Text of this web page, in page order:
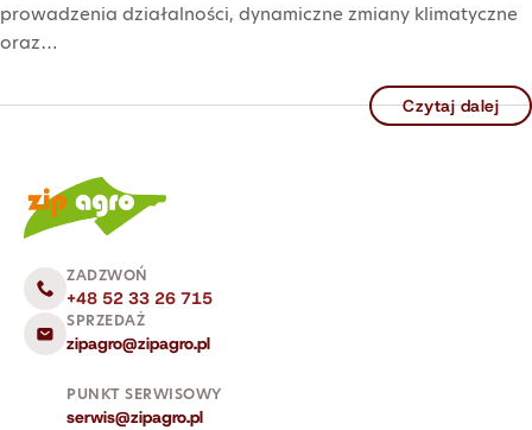
prowadzenia działalności, dynamiczne zmiany klimatyczne
oraz…
Czytaj dalej
ZADZWOŃ
+48 52 33 26 715
SPRZEDAŻ
zipagro@zipagro.pl
PUNKT SERWISOWY
serwis@zipagro.pl